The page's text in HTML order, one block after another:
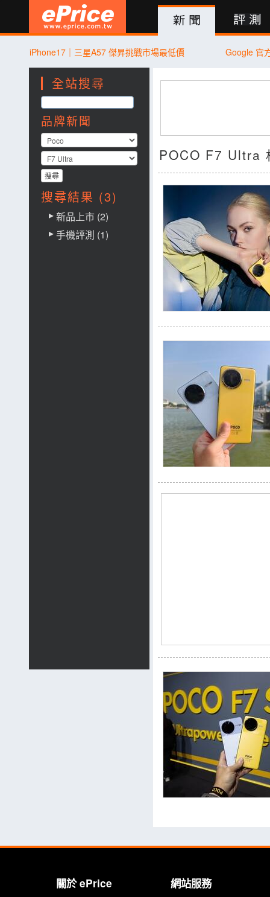
評測 討論 產品 買賣 登入
iPhone17｜三星A57 傑昇挑戰市場最低價 Google 官
全站搜尋
品牌新聞
搜尋結果 (3)
新品上市 (2)
手機評測 (1)
POCO F7 Ultra
關於 ePrice 網站服務